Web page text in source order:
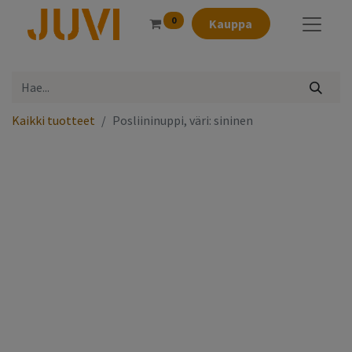
0 Kauppa
Kaikki tuotteet Posliininuppi, väri: sininen